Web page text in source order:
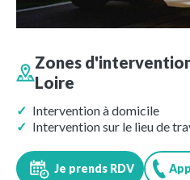
Zones
Loire
Intervention à domicile
Intervention sur le lieu de
Je prends RDV